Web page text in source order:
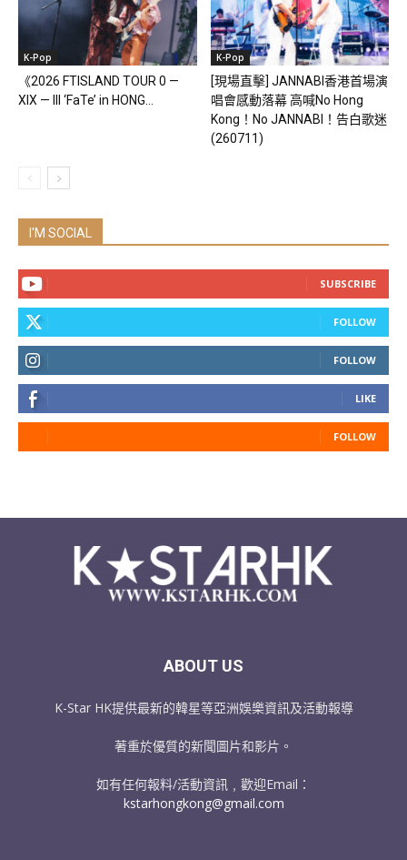
K-Pop
《2026 FTISLAND TOUR 0 —
XIX — III ‘FaTe’ in HONG...
K-Pop
[現場直擊] JANNABI香港首場演
唱會感動落幕 高喊No Hong
Kong！No JANNABI！告白歌迷
(260711)
I'M SOCIAL
SUBSCRIBE
FOLLOW
FOLLOW
LIKE
FOLLOW
ABOUT US
K-Star HK提供最新的韓星等亞洲娛樂資訊及活動報導
著重於優質的新聞圖片和影片。
如有任何報料/活動資訊﹐歡迎Email：
kstarhongkong@gmail.com